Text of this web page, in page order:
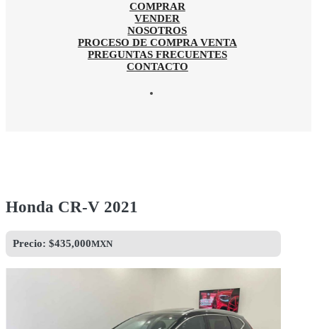
COMPRAR
VENDER
NOSOTROS
PROCESO DE COMPRA VENTA
PREGUNTAS FRECUENTES
CONTACTO
Honda CR-V 2021
Precio: $435,000MXN